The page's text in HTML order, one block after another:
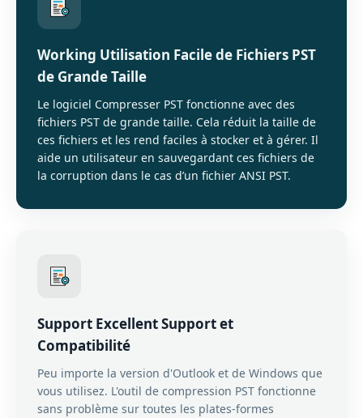
Working Utilisation Facile de Fichiers PST
de Grande Taille
Le logiciel Compresser PST fonctionne avec des
fichiers PST de grande taille. Cela réduit la taille de
ces fichiers et les rend faciles à stocker et à gérer. Il
aide un utilisateur en sauvegardant ces fichiers de
la corruption dans le cas d’un fichier ANSI PST.
Support Excellent Support et
Compatibilité
Peu importe la version d'Outlook et de Windows que
vous utilisez. L'outil de compression PST fonctionne
sans problème sur toutes les plates-formes